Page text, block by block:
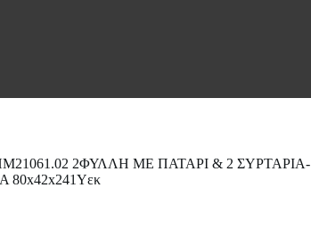
2ΦΥΛΛΗ ΜΕ ΠΑΤΑΡΙ & 2 ΣΥΡΤΑΡΙΑ-